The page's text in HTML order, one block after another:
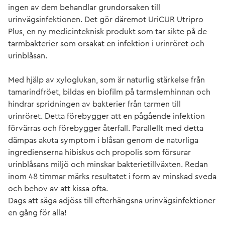
ingen av dem behandlar grundorsaken till
urinvägsinfektionen. Det gör däremot UriCUR Utripro
Plus, en ny medicinteknisk produkt som tar sikte på de
tarmbakterier som orsakat en infektion i urinröret och
urinblåsan.
Med hjälp av xyloglukan, som är naturlig stärkelse från
tamarindfröet, bildas en biofilm på tarmslemhinnan och
hindrar spridningen av bakterier från tarmen till
urinröret. Detta förebygger att en pågående infektion
förvärras och förebygger återfall. Parallellt med detta
dämpas akuta symptom i blåsan genom de naturliga
ingredienserna hibiskus och propolis som försurar
urinblåsans miljö och minskar bakterietillväxten. Redan
inom 48 timmar märks resultatet i form av minskad sveda
och behov av att kissa ofta.
Dags att säga adjöss till efterhängsna urinvägsinfektioner
en gång för alla!